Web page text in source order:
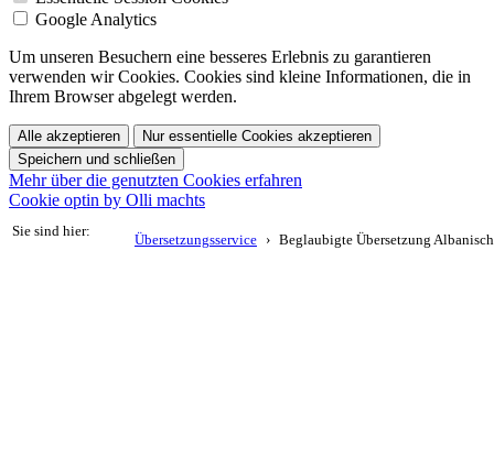
Sie sind hier:
Übersetzungsservice Beglaubigte Übersetzung Albanisch
Google Analytics
Um unseren Besuchern eine besseres Erlebnis zu garantieren
verwenden wir Cookies. Cookies sind kleine Informationen, die in
Ihrem Browser abgelegt werden.
Alle akzeptieren
Nur essentielle Cookies akzeptieren
Speichern und schließen
Mehr über die genutzten Cookies erfahren
Cookie optin by Olli machts